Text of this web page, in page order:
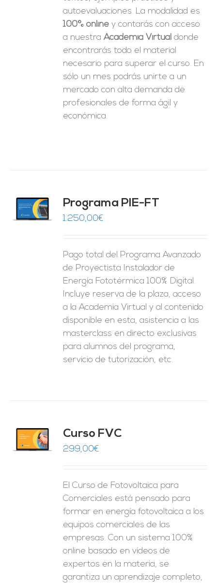
autoevaluaciones. La modalidad es
100% online y contarás con acceso
a nuestraAcademia Virtual donde
encontrarás todo el material
necesario para superar el curso. En
sólo un mes podrás unirte a un
mercado con alta demanda de
profesionales de forma ágil y
económica.
Programa PIE-FT
1.250,00€
Pago total del Programa Avanzado
de Proyectista Instalador de
Energía Fototérmica 100% Digital.
Incluye reserva de la plaza, acceso
a la Academia Virtual y al contenido
disponible en esta, asistencia a las
masterclass en directo exclusivas
para alumnos del programa,
servicio de tutorización, etc.
Curso FVC
299,00€
El Curso de Fotovoltaica para
Comerciales está pensado para
formar en energía fotovoltaica a los
equipos comerciales de las
empresas. Con un sistema 100%
online basado en vídeos de
expertos en la materia, se
garantiza un aprendizaje completo,